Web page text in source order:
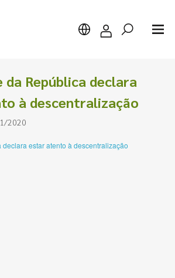
da República declara
à descentralização
2020